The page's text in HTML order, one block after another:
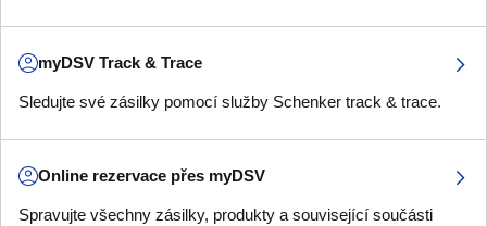
myDSV Track & Trace
Sledujte své zásilky pomocí služby Schenker track & trace.
Online rezervace přes myDSV
Spravujte všechny zásilky, produkty a související součásti